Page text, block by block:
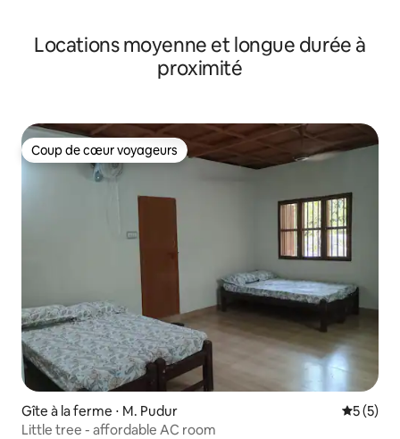
Locations moyenne et longue durée à
proximité
Coup de cœur voyageurs
Coup de cœur voyageurs
Gîte à la ferme ⋅ M. Pudur
5 (5)
Little tree - affordable AC room